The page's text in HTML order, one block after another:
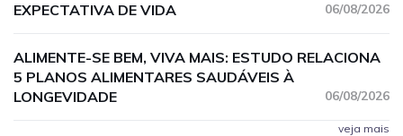
EXPECTATIVA DE VIDA
06/08/2026
ALIMENTE-SE BEM, VIVA MAIS: ESTUDO RELACIONA
5 PLANOS ALIMENTARES SAUDÁVEIS À
LONGEVIDADE
06/08/2026
veja mais